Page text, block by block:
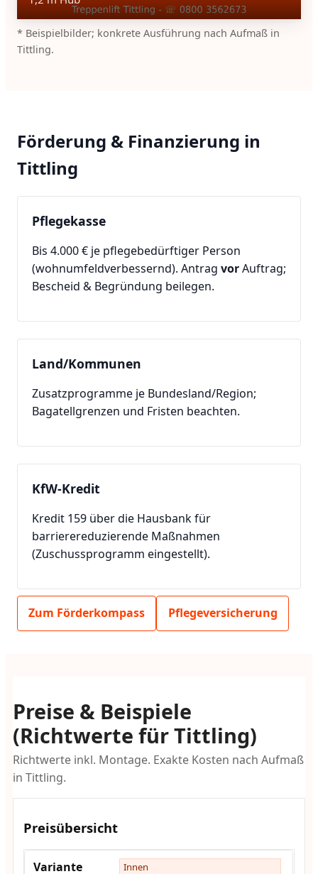
* Beispielbilder; konkrete Ausführung nach Aufmaß in
Tittling.
Förderung & Finanzierung in
Tittling
Pflegekasse
Bis 4.000 € je pflegebedürftiger Person
(wohnumfeldverbessernd). Antrag vorAuftrag;
Bescheid & Begründung beilegen.
Land/Kommunen
Zusatzprogramme je Bundesland/Region;
Bagatellgrenzen und Fristen beachten.
KfW-Kredit
Kredit 159 über die Hausbank für
barrierereduzierende Maßnahmen
(Zuschussprogramm eingestellt).
Zum Förderkompass Pflegeversicherung
Preise & Beispiele
(Richtwerte für Tittling)
Richtwerte inkl. Montage. Exakte Kosten nach Aufmaß
in Tittling.
Preisübersicht
Innen